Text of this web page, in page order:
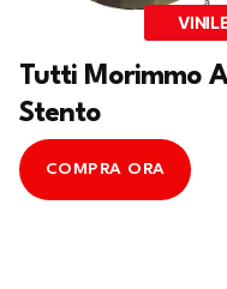
Tutti Morimmo A
Stento
COMPRA ORA